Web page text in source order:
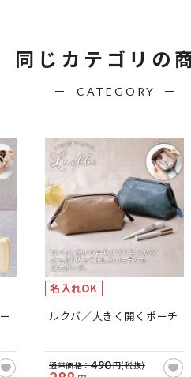
同じカテゴリの
CATEGORY
名入れOK
ルクバ／大きく開くポーチ
通常価格：490円(税抜)